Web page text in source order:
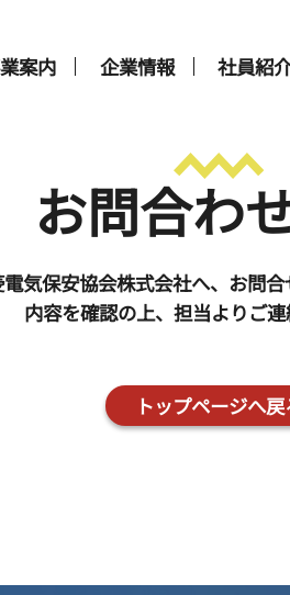
案内 企業情報 社員紹
お問合わ
気保安協会株式会社へ、お問
内容を確認の上、担当よりご連
トップページへ戻